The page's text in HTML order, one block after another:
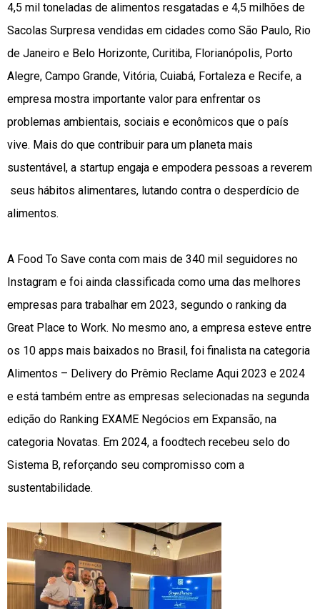
4,5 mil toneladas de alimentos resgatadas e 4,5 milhões de
Sacolas Surpresa vendidas em cidades como São Paulo, Rio
de Janeiro e Belo Horizonte, Curitiba, Florianópolis, Porto
Alegre, Campo Grande, Vitória, Cuiabá, Fortaleza e Recife, a
empresa mostra importante valor para enfrentar os
problemas ambientais, sociais e econômicos que o país
vive. Mais do que contribuir para um planeta mais
sustentável, a startup engaja e empodera pessoas a reverem
seus hábitos alimentares, lutando contra o desperdício de
alimentos.
A Food To Save conta com mais de 340 mil seguidores no
Instagram e foi ainda classificada como uma das melhores
empresas para trabalhar em 2023, segundo o ranking da
Great Place to Work. No mesmo ano, a empresa esteve entre
os 10 apps mais baixados no Brasil, foi finalista na categoria
Alimentos – Delivery do Prêmio Reclame Aqui 2023 e 2024
e está também entre as empresas selecionadas na segunda
edição do Ranking EXAME Negócios em Expansão, na
categoria Novatas. Em 2024, a foodtech recebeu selo do
Sistema B, reforçando seu compromisso com a
sustentabilidade.